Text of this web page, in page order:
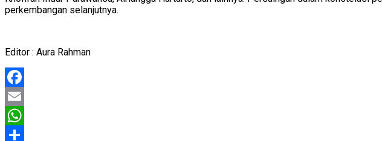
perkembangan selanjutnya.
Editor : Aura Rahman
Facebook
Email
WhatsApp